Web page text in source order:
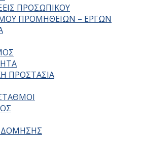
ΠΡΟΣΩΠΙΚΟΥ
ΠΡΟΜΗΘΕΙΩΝ – ΕΡΓΩΝ
ΠΡΟΣΤΑΣΙΑ
ΔΟΜΗΣΗΣ